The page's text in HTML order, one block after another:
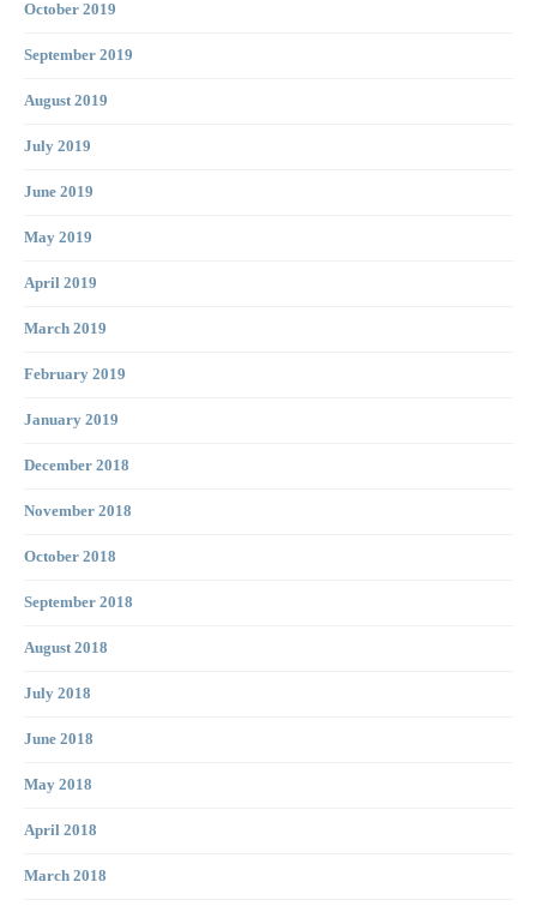
October 2019
September 2019
August 2019
July 2019
June 2019
May 2019
April 2019
March 2019
February 2019
January 2019
December 2018
November 2018
October 2018
September 2018
August 2018
July 2018
June 2018
May 2018
April 2018
March 2018